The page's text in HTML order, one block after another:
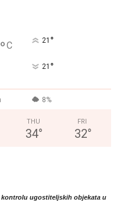
°C 21 °
21 °
8%
THU
34°
FRI
32°
ugostiteljskih objekata u